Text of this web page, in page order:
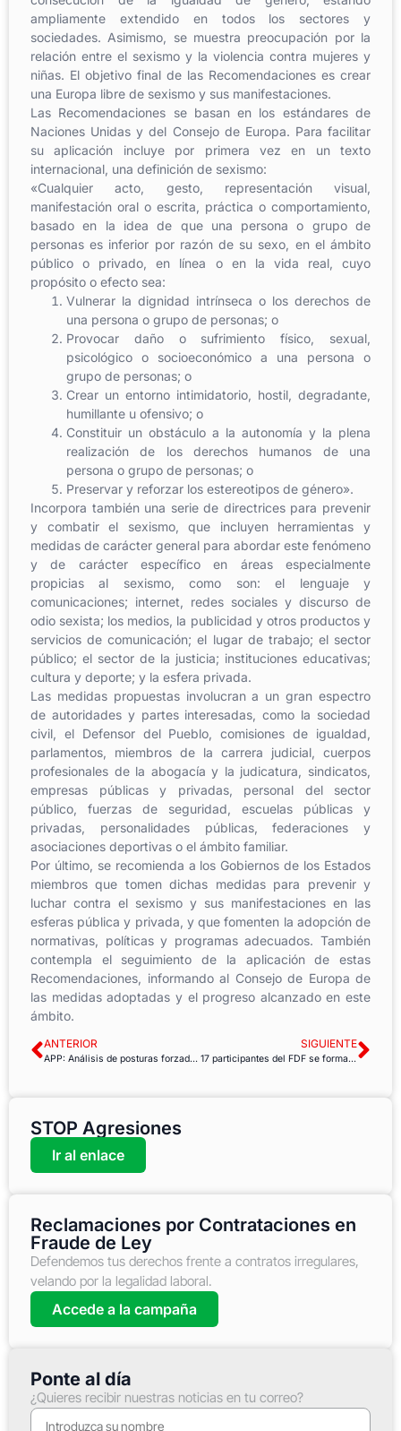
ampliamente extendido en todos los sectores y
sociedades. Asimismo, se muestra preocupación por la
relación entre el sexismo y la violencia contra mujeres y
niñas. El objetivo final de las Recomendaciones es crear
una Europa libre de sexismo y sus manifestaciones.
Las Recomendaciones se basan en los estándares de
Naciones Unidas y del Consejo de Europa. Para facilitar
su aplicación incluye por primera vez en un texto
internacional, una definición de sexismo:
«Cualquier acto, gesto, representación visual,
manifestación oral o escrita, práctica o comportamiento,
basado en la idea de que una persona o grupo de
personas es inferior por razón de su sexo, en el ámbito
público o privado, en línea o en la vida real, cuyo
propósito o efecto sea:
Vulnerar la dignidad intrínseca o los derechos de
una persona o grupo de personas; o
Provocar daño o sufrimiento físico, sexual,
psicológico o socioeconómico a una persona o
grupo de personas; o
Crear un entorno intimidatorio, hostil, degradante,
humillante u ofensivo; o
Constituir un obstáculo a la autonomía y la plena
realización de los derechos humanos de una
persona o grupo de personas; o
Preservar y reforzar los estereotipos de género».
Incorpora también una serie de directrices para prevenir
y combatir el sexismo, que incluyen herramientas y
medidas de carácter general para abordar este fenómeno
y de carácter específico en áreas especialmente
propicias al sexismo, como son: el lenguaje y
comunicaciones; internet, redes sociales y discurso de
odio sexista; los medios, la publicidad y otros productos y
servicios de comunicación; el lugar de trabajo; el sector
público; el sector de la justicia; instituciones educativas;
cultura y deporte; y la esfera privada.
Las medidas propuestas involucran a un gran espectro
de autoridades y partes interesadas, como la sociedad
civil, el Defensor del Pueblo, comisiones de igualdad,
parlamentos, miembros de la carrera judicial, cuerpos
profesionales de la abogacía y la judicatura, sindicatos,
empresas públicas y privadas, personal del sector
público, fuerzas de seguridad, escuelas públicas y
privadas, personalidades públicas, federaciones y
asociaciones deportivas o el ámbito familiar.
Por último, se recomienda a los Gobiernos de los Estados
miembros que tomen dichas medidas para prevenir y
luchar contra el sexismo y sus manifestaciones en las
esferas pública y privada, y que fomenten la adopción de
normativas, políticas y programas adecuados. También
contempla el seguimiento de la aplicación de estas
Recomendaciones, informando al Consejo de Europa de
las medidas adoptadas y el progreso alcanzado en este
ámbito.
ANTERIOR
APP: Análisis de posturas forzadas (método REBA)
SIGUIENTE
17 participantes del FDF se forman en Técnicas de Negociación
STOP Agresiones
Ir al enlace
Reclamaciones por Contrataciones en
Fraude de Ley
Defendemos tus derechos frente a contratos irregulares,
velando por la legalidad laboral.
Accede a la campaña
Ponte al día
¿Quieres recibir nuestras noticias en tu correo?